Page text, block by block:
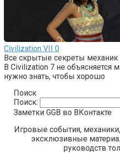
Civilization VII 0
Все скрытые секреты механик
В Civilization 7 не объясняется
нужно знать, чтобы хорошо
Поиск
Поиск:
Заметки GGB во ВКонтакте
Игровые события,
эксклюзивные
руководств